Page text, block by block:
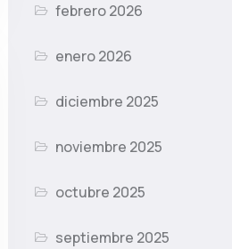
febrero 2026
enero 2026
diciembre 2025
noviembre 2025
octubre 2025
septiembre 2025